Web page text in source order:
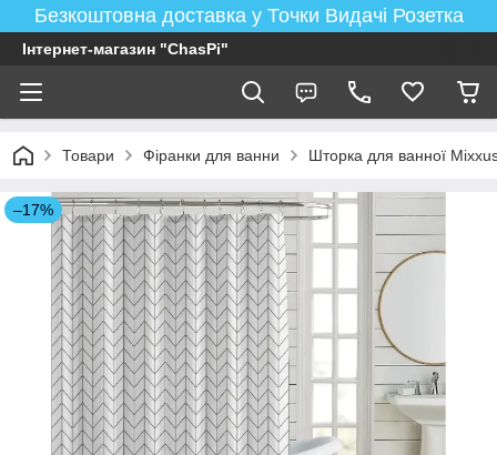
Безкоштовна доставка у Точки Видачі Розетка
Інтернет-магазин "ChasPi"
Товари Фіранки для ванни Шторка для ванної
–17%